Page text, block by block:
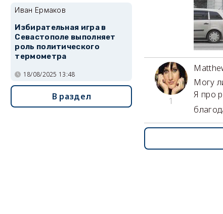
1
Могу
Я про
Иван Ермаков
Избирательная игра в
Севастополе выполняет
роль политического
термометра
18/08/2025 13:48
В раздел